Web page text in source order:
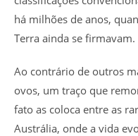
há milhões de anos,
Terra ainda se firmavam.
Ao contrário de outros
ovos, um traço que
fato as coloca entre as
Austrália, onde a vida